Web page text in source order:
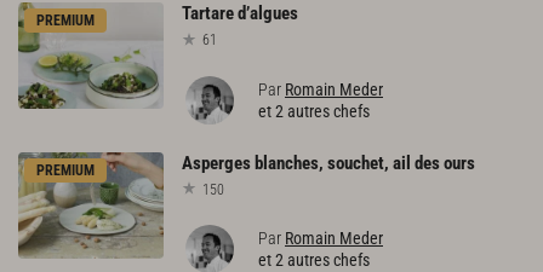
PREMIUM Tartared’algues
61
Par Romain Meder
et 2 autres chefs
PREMIUM Asperges blanches, souchet, ail desours
150
Par Romain Meder
et 2 autres chefs